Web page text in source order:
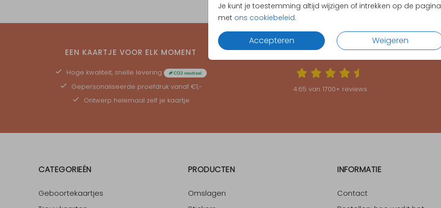
Je kunt je toestemming altijd wijzigen of intrekken op de pagina
met ons cookiebeleid.
Accepteren Weigeren
EEN KAARTJE VOOR ELK MOMENT
Hoge kwaliteit, snelle levering
Gepersonaliseerde proefdrukvanaf €1,-
Ontwerp helemaal zelf je kaartje
KLANTEN BEOORDELEN ONS MET EEN4.65
4.65 van 1700+ reviews
CATEGORIEËN
Geboortekaartjes
PRODUCTEN
Omslagen
INFORMATIE
Contact